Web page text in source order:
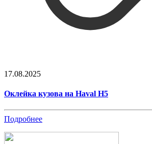
17.08.2025
Оклейка кузова на Haval H5
Подробнее